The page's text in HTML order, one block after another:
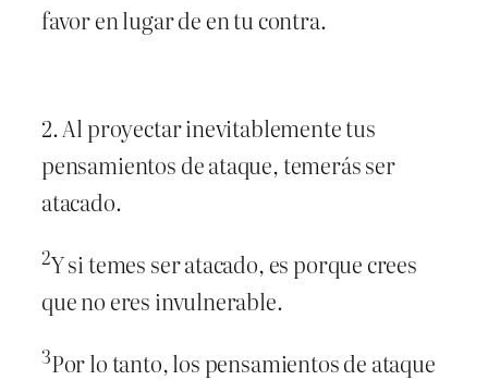
favor en lugar de en tu contra.
2. Al proyectar inevitablemente tus
pensamientos de ataque, temerás ser
atacado.
2Y si temes ser atacado, es porque crees
que no eres invulnerable.
3Por lo tanto, los pensamientos de ataque